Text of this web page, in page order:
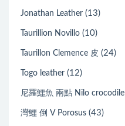
Jonathan Leather (13)
Taurillion Novillo (10)
Taurillon Clemence 皮 (24)
Togo leather (12)
尼羅鱷魚 兩點 Nilo crocodile
灣鱷 倒 V Porosus (43)